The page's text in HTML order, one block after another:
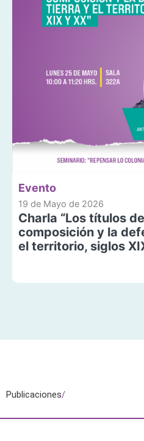
Evento
19 de Mayo de 2026
Charla “Los títulos
composición y la
el territorio, siglos
Publicaciones/